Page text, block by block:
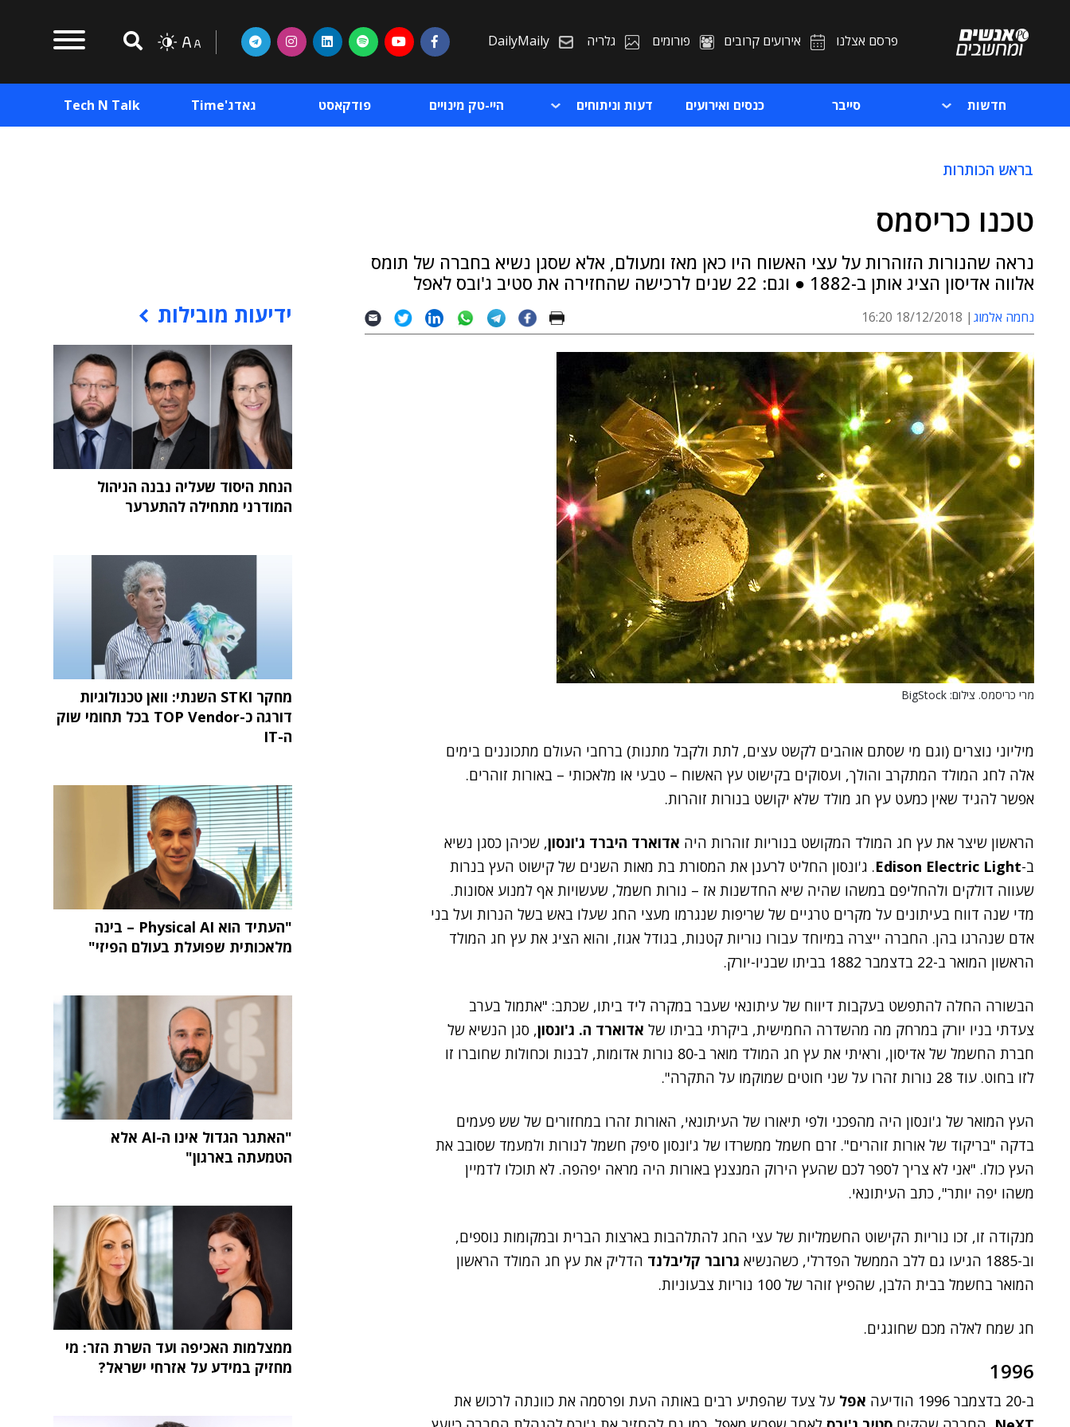
פרסם אצלנו אירועים קרובים פורומים גלריה DailyMaily
חדשות סייבר כנסים ואירועים דעות וניתוחים היי-טק מינויים פודקאסט גאדג'Time Tech N Talk
בראש הכותרות
טכנו כריסמס
נראה שהנורות הזוהרות על עצי האשוח היו כאן מאז ומעולם, אלא שסגן נשיא בחברה של תומס
אלווה אדיסון הציג אותן ב-1882 ● וגם: 22 שנים לרכישה שהחזירה את סטיב ג'ובס לאפל
נחמה אלמוג 18/12/2018 16:20
מרי כריסמס. צילום: BigStock
מיליוני נוצרים (וגם מי שסתם אוהבים לקשט עצים, לתת ולקבל מתנות) ברחבי העולם מתכוננים בימים
אלה לחג המולד המתקרב והולך, ועסוקים בקישוט עץ האשוח – טבעי או מלאכותי – באורות זוהרים.
אפשר להגיד שאין כמעט עץ חג מולד שלא יקושט בנורות זוהרות.
הראשון שיצר את עץ חג המולד המקושט בנוריות זוהרות היה אדוארד היברד ג'ונסון, שכיהן כסגן נשיא
ב-Edison Electric Light. ג'ונסון החליט לרענן את המסורת בת מאות השנים של קישוט העץ בנרות
שעווה דולקים ולהחליפם במשהו שהיה שיא החדשנות אז – נורות חשמל, שעשויות אף למנוע אסונות.
מדי שנה דווח בעיתונים על מקרים טרגיים של שריפות שנגרמו מעצי החג שעלו באש בשל הנרות ועל בני
אדם שנהרגו בהן. החברה ייצרה במיוחד עבורו נוריות קטנות, בגודל אגוז, והוא הציג את עץ חג המולד
הראשון המואר ב-22 בדצמבר 1882 בביתו שבניו-יורק.
הבשורה החלה להתפשט בעקבות דיווח של עיתונאי שעבר במקרה ליד ביתו, שכתב: "אתמול בערב
צעדתי בניו יורק במרחק מה מהשדרה החמישית, ביקרתי בביתו של אדוארד ה. ג'ונסון, סגן הנשיא של
חברת החשמל של אדיסון, וראיתי את עץ חג המולד מואר ב-80 נורות אדומות, לבנות וכחולות שחוברו זו
לזו בחוט. עוד 28 נורות זהרו על שני חוטים שמוקמו על התקרה".
העץ המואר של ג'ונסון היה מהפכני ולפי תיאורו של העיתונאי, האורות זהרו במחזורים של שש פעמים
בדקה "בריקוד של אורות זוהרים". זרם חשמל ממשרדו של ג'ונסון סיפק חשמל לנורות ולמעמד שסובב את
העץ כולו. "אני לא צריך לספר לכם שהעץ הירוק המנצנץ באורות היה מראה יפהפה. לא תוכלו לדמיין
משהו יפה יותר", כתב העיתונאי.
מנקודה זו, זכו נוריות הקישוט החשמליות של עצי החג להתלהבות בארצות הברית ובמקומות נוספים,
וב-1885 הגיעו גם ללב הממשל הפדרלי, כשהנשיא
גרובר קליבלנד הדליק את עץ חג המולד הראשון
המואר בחשמל בבית הלבן, שהפיץ זוהר של 100 נוריות צבעוניות.
חג שמח לאלה מכם שחוגגים.
1996
ב-20 בדצמבר 1996 הודיעה אפל על צעד שהפתיע רבים באותה העת ופרסמה את כוונתה לרכוש את
ידיעות מובילות
הנחת היסוד שעליה נבנה הניהול
המודרני מתחילה להתערער
מחקר STKI השנתי: וואן טכנולוגיות
דורגה כ-TOP Vendor בכל תחומי שוק
ה-IT
"העתיד הוא Physical AI – בינה
מלאכותית שפועלת בעולם הפיזי"
"האתגר הגדול אינו ה-AI אלא
הטמעתה בארגון"
ממצלמות האכיפה ועד השרת הזר: מי
מחזיק במידע על אזרחי ישראל?